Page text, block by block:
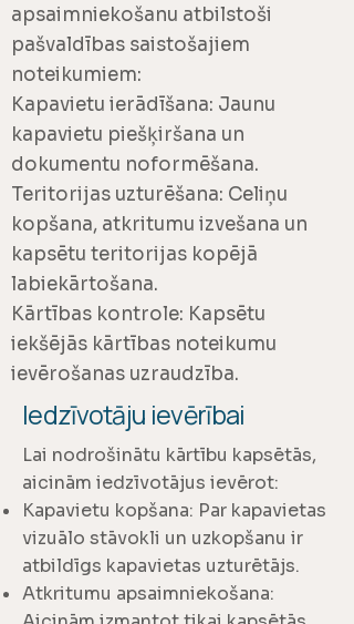
apsaimniekošanu atbilstoši
pašvaldības saistošajiem
noteikumiem:
Kapavietu ierādīšana: Jaunu
kapavietu piešķiršana un
dokumentu noformēšana.
Teritorijas uzturēšana: Celiņu
kopšana, atkritumu izvešana un
kapsētu teritorijas kopējā
labiekārtošana.
Kārtības kontrole: Kapsētu
iekšējās kārtības noteikumu
ievērošanas uzraudzība.
Iedzīvotāju ievērībai
Lai nodrošinātu kārtību kapsētās,
aicinām iedzīvotājus ievērot:
Kapavietu kopšana: Par kapavietas
vizuālo stāvokli un uzkopšanu ir
atbildīgs kapavietas uzturētājs.
Atkritumu apsaimniekošana: